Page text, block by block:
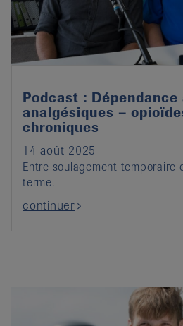
Podcast : Dépendance
analgésiques –
chroniques
14 août 2025
Entre soulagement temporaire
terme.
continuer